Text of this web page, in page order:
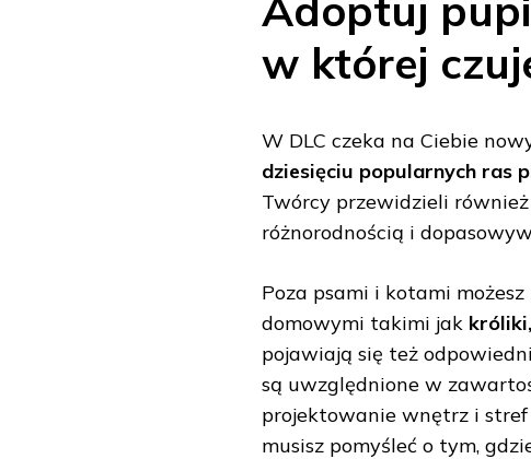
Adoptuj
w której
W DLC czeka na Ciebie
dziesięciu popularnych ras
Twórcy przewidzieli
różnorodnością i
Poza psami i kotami
domowymi takimi jak
pojawiają się też
są uwzględnione w
projektowanie wnętrz i
musisz pomyśleć o tym,